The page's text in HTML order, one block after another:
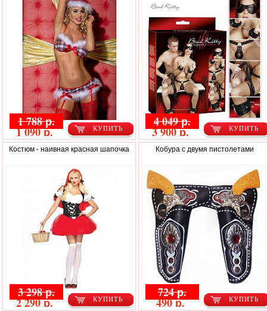
КУПИТЬ
1 788 р.
1 090 р. КУПИТЬ
4 049 р.
3 900 р.
Костюм - наивная красная шапочка
КУПИТЬ
3 298 р.
2 290 р.
Кобура с двумя пистолетами
КУПИТЬ
724 р.
490 р.